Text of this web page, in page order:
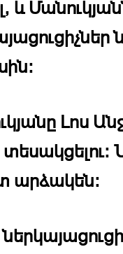
և
Լոս
արձակեն։